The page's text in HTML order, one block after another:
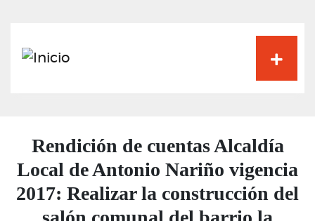
Rendición de cuentas Alcaldía
Local de Antonio Nariño vigencia
2017: Realizar la construcción del